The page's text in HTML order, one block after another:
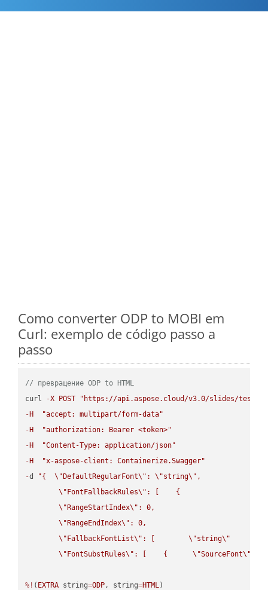
Como converter ODP to MOBI em
Curl: exemplo de código passo a
passo
// превращение ODP to HTML
curl
-X POST
"https://api.aspose.cloud/v3.0/slides/test-
- H
"accept: multipart/form-data"
- H
"authorization: Bearer <token>"
- H
"Content-Type: application/json"
- H
"x-aspose-client: Containerize.Swagger"
-d "{ \" DefaultRegularFont\" : \"string\" ,
\" FontFallbackRules\" : [    {
\" RangeStartIndex\" : 0,
\" RangeEndIndex\" : 0,
\" FallbackFontList\" : [ \"string\"
\" FontSubstRules\" : [    { \"SourceFont\"
%! ( EXTRA string=ODP, string=HTML